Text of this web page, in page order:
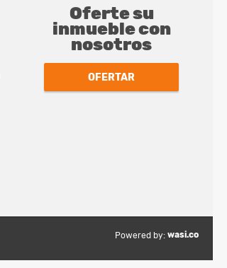
Oferte su
inmueble con
nosotros
OFERTAR
Powered by: wasi.co